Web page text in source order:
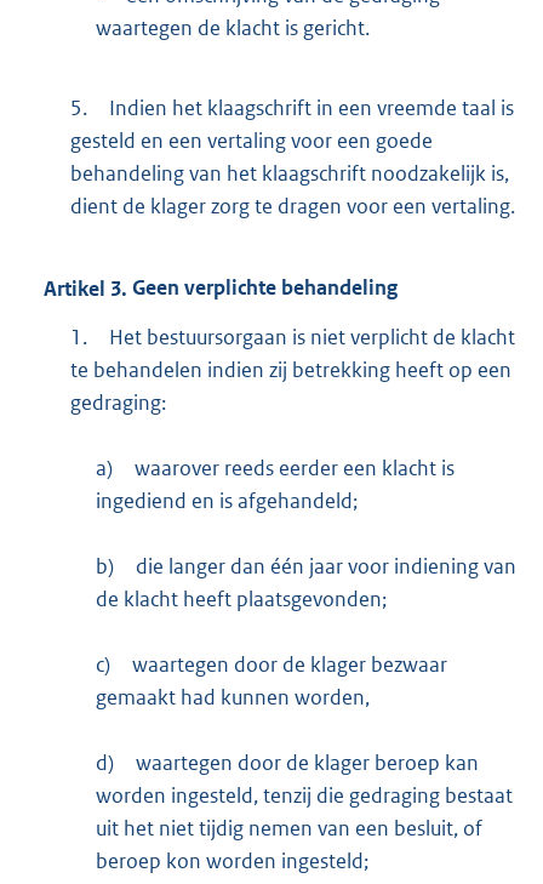
waartegen de klacht is gericht.
5.
Indien het klaagschrift in een vreemde taal is
gesteld en een vertaling voor een goede
behandeling van het klaagschrift noodzakelijk is,
dient de klager zorg te dragen voor een vertaling.
Artikel 3. Geen verplichte behandeling
1.
Het bestuursorgaan is niet verplicht de klacht
te behandelen indien zij betrekking heeft op een
gedraging:
a)
waarover reeds eerder een klacht is
ingediend en is afgehandeld;
b)
die langer dan één jaar voor indiening van
de klacht heeft plaatsgevonden;
c)
waartegen door de klager bezwaar
gemaakt had kunnen worden,
d)
waartegen door de klager beroep kan
worden ingesteld, tenzij die gedraging bestaat
uit het niet tijdig nemen van een besluit, of
beroep kon worden ingesteld;